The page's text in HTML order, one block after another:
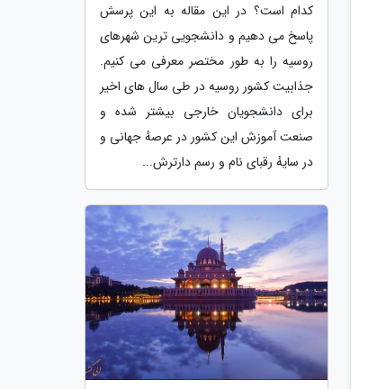
کدام است؟ در این مقاله به این پرسش
پاسخ می دهیم و دانشجویی ترین شهرهای
روسیه را به طور مختصر معرفی می کنیم.
جذابیت کشور روسیه در طی سال های اخیر
برای دانشجویان خارجی بیشتر شده و
صنعت آموزش این کشور در عرصهٔ جهانی و
در سایهٔ رقبای نام و رسم دارترش...